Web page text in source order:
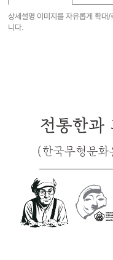
상세설명 이미지를 자유롭게 확대
니다.